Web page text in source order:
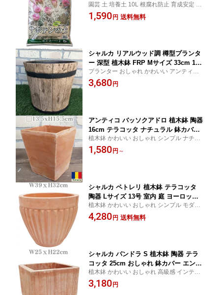
る
園芸 土 培養土 10L 根腐れ防止 育成安定 水
はけ 専用配合 よく育つ サボテン 柱サボテ
ン ウチワサボテン マミラリア エアプラン
1,590円 送料無料
シャルカ リアルウッド調 樽型プランタ
ー 深型 植木鉢 FRP Mサイズ 33cm 11
号 大きい 大型 木目調 軽い
プランター おしゃれ かわいい アンティー
ク FRP 33cm 底穴あり 深型 深い 軽い 軽量
丈夫 外置き 玄関 ウッド調 木目 切株 アメリ
3,680円
アンティコ バッソクアドロ 植木鉢 陶器
16cm テラコッタ ナチュラル 鉢カバー
寒暖に強い 数量限定
植木鉢 かわいい おしゃれ シンプル ナチュ
ラル ニュアンス 16cm 底穴あり 外置き 庭
置き 室内用 外用 ハンドメイド 素焼き ブラ
1,580円 ～
シャルカ ペトレリ 植木鉢 テラコッタ
陶器 Lサイズ 13号 室内 庭 ヨーロッパ
風 北欧 アンティーク
植木鉢 かわいい おしゃれ シンプル モダン
陶器 テラコッタ 13号 底穴あり 庭 ベランダ
リビング 外 花 寄せ植え 植物 洋風 オスロ
4,280円 送料無料
シャルカ パンドラ S 植木鉢 陶器 テラ
コッタ 25cm おしゃれ 鉢カバー エント
ランス 庭 人気
植木鉢 かわいい おしゃれ 高級感 インテリ
ア ナチュラル シンプル 25cm 底穴あり ス
クエア 角型 外置き 庭 玄関 ベランダ ガーデ
3,180円